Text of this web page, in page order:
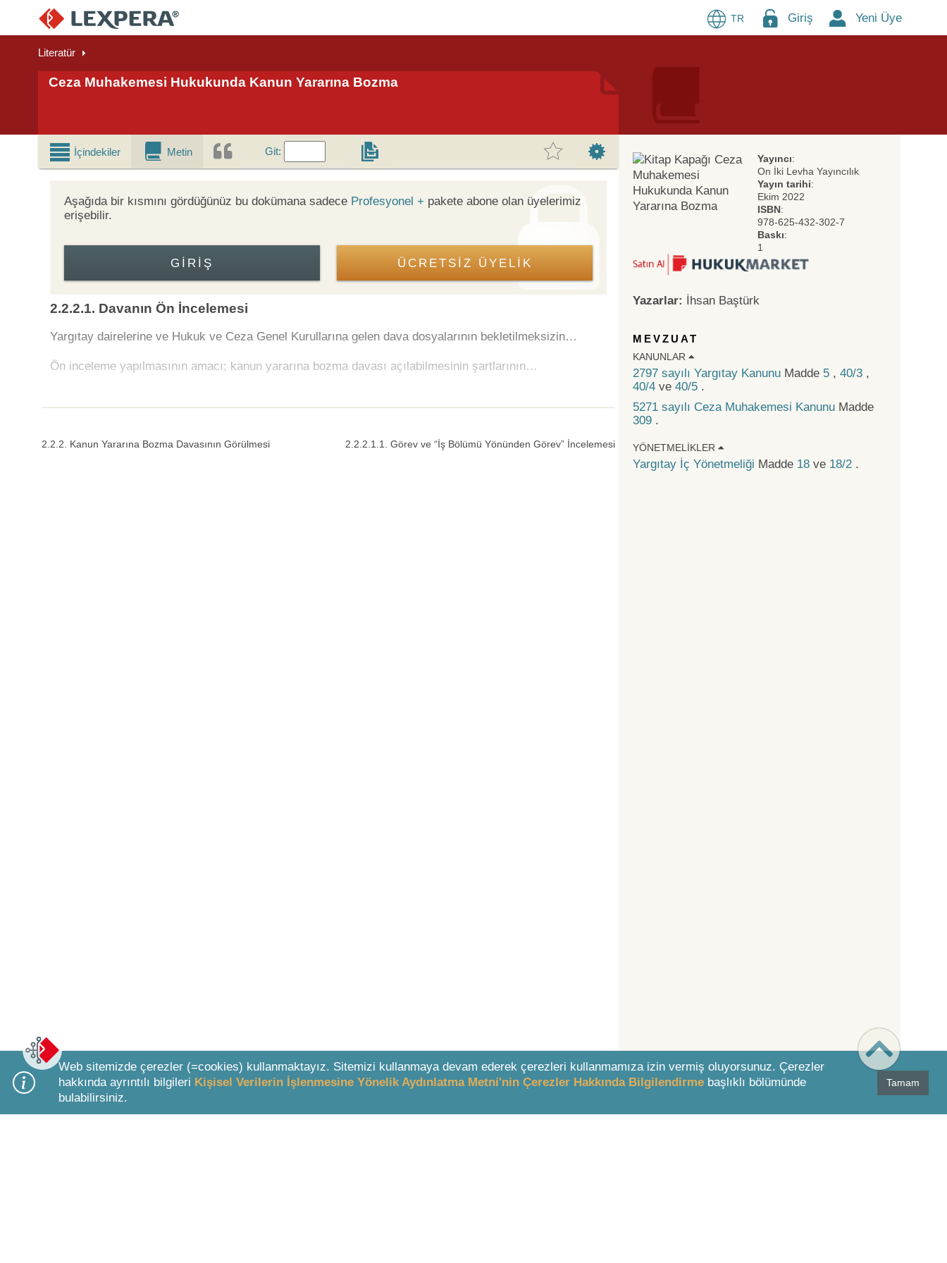
TR Giriş Yeni Üye
Literatür
Ceza Muhakemesi Hukukunda Kanun Yararına Bozma
İçindekiler Metin Git:
Aşağıda bir kısmını gördüğünüz bu dokümana sadece Profesyonel + pakete abone olan üyelerimiz
erişebilir.
GIRIŞ ÜCRETSİZ ÜYELİK
2.2.2.1. Davanın Ön İncelemesi
Yargıtay dairelerine ve Hukuk ve Ceza Genel Kurullarına gelen dava dosyalarının bekletilmeksizin…
Ön inceleme yapılmasının amacı; kanun yararına bozma davası açılabilmesinin şartlarının…
2.2.2. Kanun Yararına Bozma Davasının Görülmesi 2.2.2.1.1. Görev ve “İş Bölümü Yönünden Görev” İncelemesi
Bottom Search Toolbar Highlight Text
Yayıncı:
On İki Levha Yayıncılık
Yayın tarihi:
Ekim 2022
ISBN:
978-625-432-302-7
Baskı:
1
Yazarlar: İhsan Baştürk
MEVZUAT
KANUNLAR
2797 sayılı Yargıtay Kanunu Madde 5 , 40/3 ,
40/4 ve 40/5 .
5271 sayılı Ceza Muhakemesi Kanunu Madde
309 .
YÖNETMELIKLER
Yargıtay İç Yönetmeliği Madde 18 ve 18/2 .
Web sitemizde çerezler (=cookies) kullanmaktayız. Sitemizi kullanmaya devam ederek çerezleri kullanmamıza izin vermiş oluyorsunuz. Çerezler
hakkında ayrıntılı bilgileri Kişisel Verilerin İşlenmesine Yönelik Aydınlatma Metni'nin Çerezler Hakkında Bilgilendirme başlıklı bölümünde
bulabilirsiniz.
Tamam